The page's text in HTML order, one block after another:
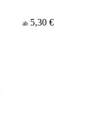
ab 5,30 €